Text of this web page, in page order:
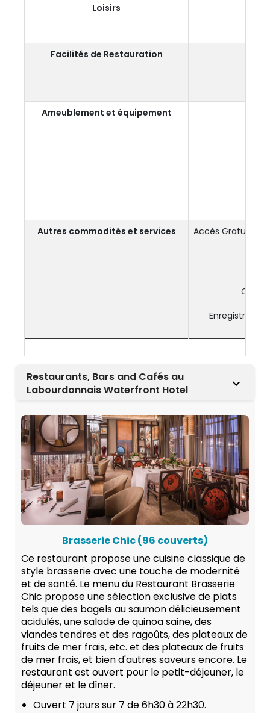
Loisirs
Facilités de Restauration
Ameublement et équipement
Autres commodités et services
Accès Gratuit au
Restaurants, Bars and Cafés au
Labourdonnais Waterfront Hotel
Brasserie Chic (96 couverts)
Ce restaurant propose une cuisine classique de
style brasserie avec une touche de modernité
et de santé. Le menu du Restaurant Brasserie
Chic propose une sélection exclusive de plats
tels que des bagels au saumon délicieusement
acidulés, une salade de quinoa saine, des
viandes tendres et des ragoûts, des plateaux de
fruits de mer frais, etc. et des plateaux de fruits
de mer frais, et bien d'autres saveurs encore. Le
restaurant est ouvert pour le petit-déjeuner, le
déjeuner et le dîner.
Ouvert 7 jours sur 7 de 6h30 à 22h30.